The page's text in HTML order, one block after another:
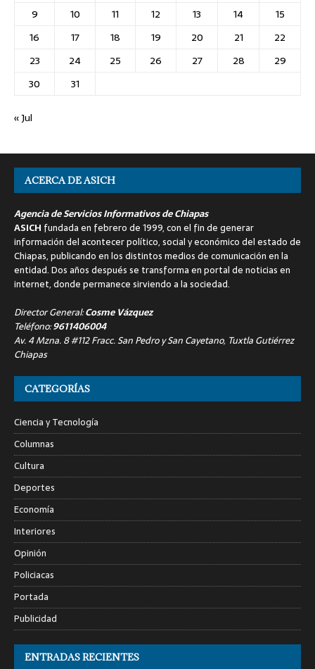
9
10 11 12 13 14
15
16
17 18 19 20 21
22
23
24 25 26 27 28
29
30
31
« Jul
ACERCA DE ASICH
Agencia de Servicios Informativos de Chiapas
ASICH fundada en febrero de 1999, con el fin de generar
información del acontecer político, social y económico del estado de
Chiapas, publicando en los distintos medios de comunicación en la
entidad. Dos años después se transforma en portal de noticias en
internet, donde permanece sirviendo a la sociedad.
Director General:Cosme Vázquez
Teléfono:9611406004
Av. 4 Mzna. 8 #112 Fracc. San Pedro y San Cayetano, Tuxtla Gutiérrez
Chiapas
CATEGORÍAS
Ciencia y Tecnología
Columnas
Cultura
Deportes
Economía
Interiores
Opinión
Policiacas
Portada
Publicidad
ENTRADAS RECIENTES